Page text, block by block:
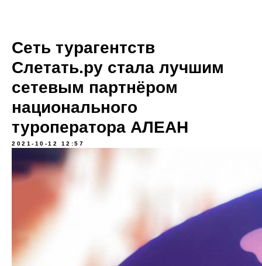
Сеть турагентств
Слетать.ру стала лучшим
сетевым партнёром
национального
туроператора АЛЕАН
2021-10-12 12:57